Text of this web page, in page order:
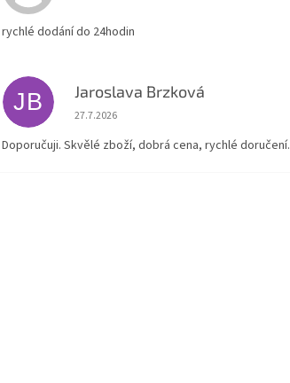
rychlé dodání do 24hodin
JB Jaroslava Brzková
Hodnocení obchodu je 5 z 5 hvězdiček.
27.7.2026
Doporučuji. Skvělé zboží, dobrá cena, rychlé doručení.